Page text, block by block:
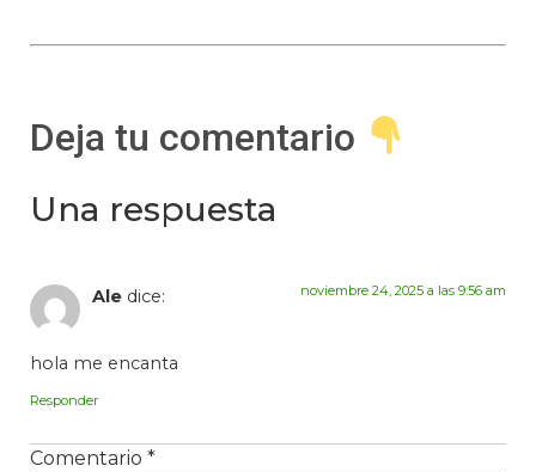
Deja tu comentario
Una respuesta
Ale dice: noviembre 24, 2025 a las 9:56 am
hola me encanta
Responder
Comentario *